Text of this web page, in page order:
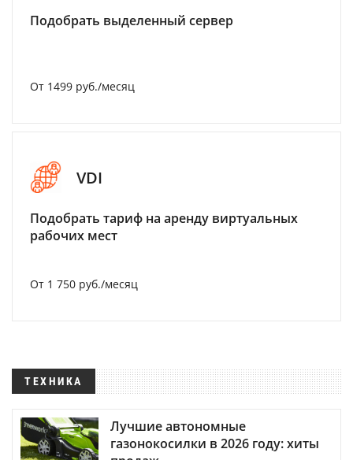
Подобрать выделенный сервер
От 1499 руб./месяц
VDI
Подобрать тариф на аренду виртуальных
рабочих мест
От 1 750 руб./месяц
ТЕХНИКА
Лучшие автономные
газонокосилки в 2026 году: хиты